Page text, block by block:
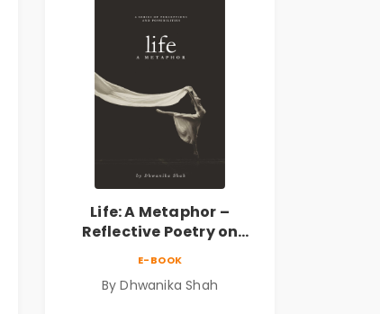
Life: A Metaphor –
Reflective Poetry on
A Journey Through Inner
E-BOOK
By Dhwanika Shah